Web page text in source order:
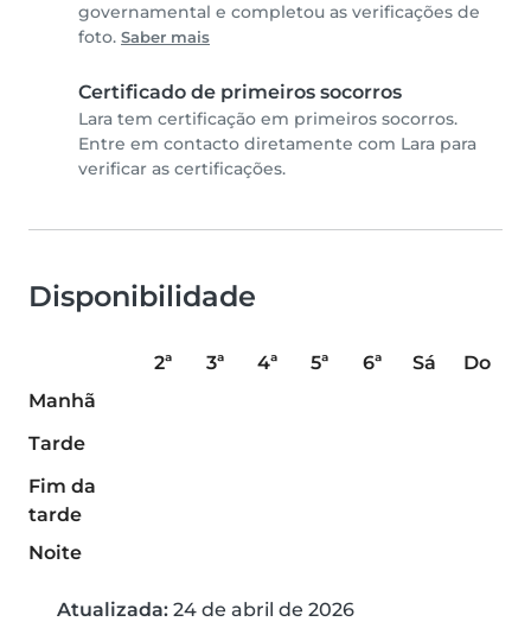
governamental e completou as verificações de
foto. Saber mais
Certificado de primeiros socorros
Lara tem certificação em primeiros socorros.
Entre em contacto diretamente com Lara para
verificar as certificações.
Disponibilidade
2ª 3ª 4ª 5ª 6ª Sá
Do
Manhã
Tarde
Fim da
tarde
Noite
Atualizada: 24 de abril de 2026